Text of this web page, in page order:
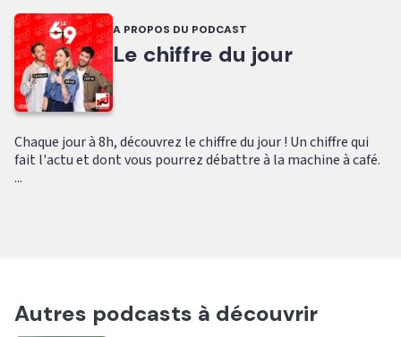
A PROPOS DU PODCAST
Le chiffre du jour
Chaque jour à 8h, découvrez le chiffre du jour ! Un chiffre qui
fait l'actu et dont vous pourrez débattre à la machine à café.
...
Autres podcasts à découvrir